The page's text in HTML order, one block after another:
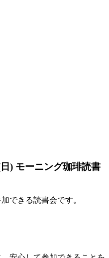
) モーニング珈琲読書
できる読書会です。